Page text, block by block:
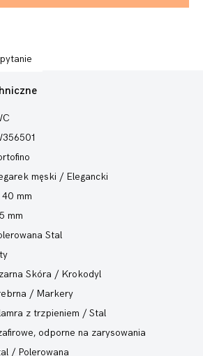
męski / Elegancki
mm
mm
Stal
Skóra / Krokodyl
/ Markery
z trzpieniem / Stal
odporne na zarysowania
/ Polerowana